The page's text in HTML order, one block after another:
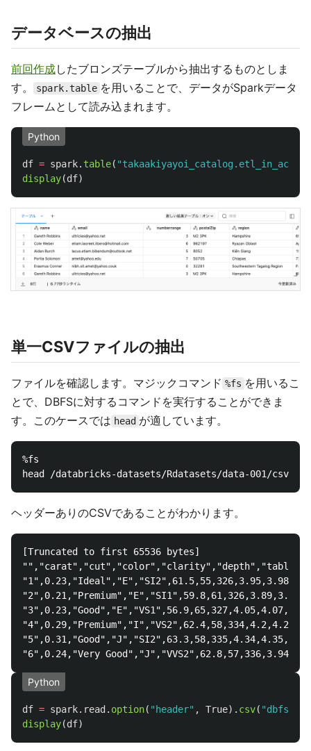
データベースの抽出
前回作成したブロンズテーブルから抽出するものとしま
す。
spark.table を用いることで、データがSparkデータ
フレームとして読み込まれます。
Python
df = spark. table( "
display(df)
単一CSVファイルの抽出
ファイルを確認します。マジックコマンド %fs を用いるこ
とで、DBFSに対するコマンドを実行することができま
す。このケースでは head が適しています。
%fs
ヘッダーありのCSVであることがわかります。
[Truncated to first 65536 bytes]
"3",0.23,"Good","E","VS1",56.9,65,327,4.05,4.07,2.31
"5",0.31,"Good","J","SI2",63.3,58,335,4.34,4.35,2.75
Python
df = spark. read . option( " header" , True). csv( "dbfs:/
display(df)